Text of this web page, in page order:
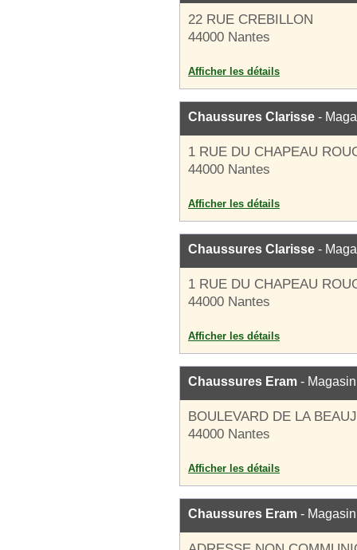
22 RUE CREBILLON
44000 Nantes
Afficher les détails
Chaussures Clarisse -
1 RUE DU CHAPEAU
44000 Nantes
Afficher les détails
Chaussures Clarisse -
1 RUE DU CHAPEAU
44000 Nantes
Afficher les détails
Chaussures Eram -
BOULEVARD DE LA
44000 Nantes
Afficher les détails
Chaussures Eram -